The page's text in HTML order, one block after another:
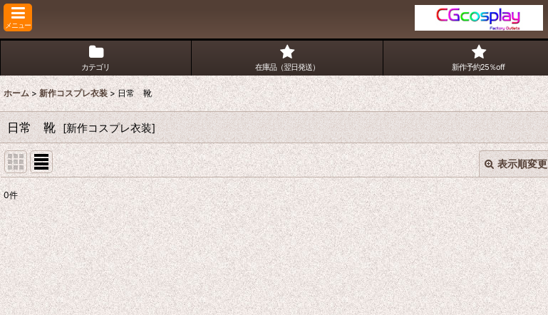
メニュー
カテゴリ 在庫品（翌日発送） 新作予約25％off
ホーム > 新作コスプレ衣装 > 日常 靴
日常 靴 [新作コスプレ衣装]
表示順変更
表示数:
並び順:
絞り込む
0件